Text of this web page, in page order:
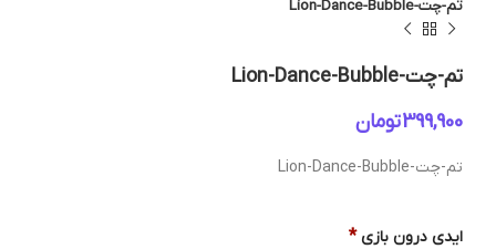
تم-چت-Lion-Dance-Bubble
تم-چت-Lion-Dance-Bubble
تومان
تم-چت-Lion-Dance-Bubble
ایدی درون بازی *